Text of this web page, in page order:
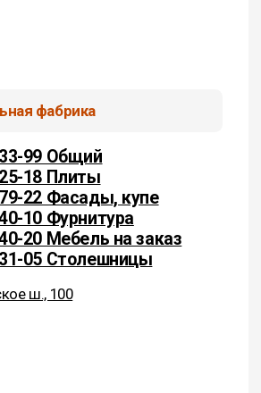
данных
материалов
Информация
офертой.